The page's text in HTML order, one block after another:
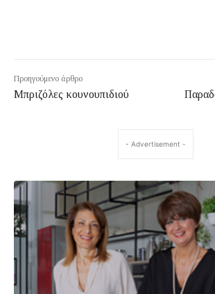
Προηγούμενο άρθρο
Μπριζόλες κουνουπιδιού
- Advertisement -